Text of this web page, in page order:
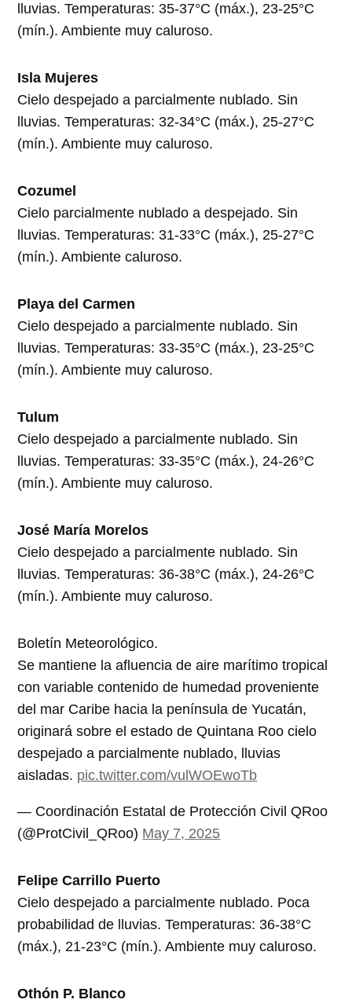
lluvias. Temperaturas: 35-37°C (máx.), 23-25°C
(mín.). Ambiente muy caluroso.
Isla Mujeres
Cielo despejado a parcialmente nublado. Sin
lluvias. Temperaturas: 32-34°C (máx.), 25-27°C
(mín.). Ambiente muy caluroso.
Cozumel
Cielo parcialmente nublado a despejado. Sin
lluvias. Temperaturas: 31-33°C (máx.), 25-27°C
(mín.). Ambiente caluroso.
Playa del Carmen
Cielo despejado a parcialmente nublado. Sin
lluvias. Temperaturas: 33-35°C (máx.), 23-25°C
(mín.). Ambiente muy caluroso.
Tulum
Cielo despejado a parcialmente nublado. Sin
lluvias. Temperaturas: 33-35°C (máx.), 24-26°C
(mín.). Ambiente muy caluroso.
José María Morelos
Cielo despejado a parcialmente nublado. Sin
lluvias. Temperaturas: 36-38°C (máx.), 24-26°C
(mín.). Ambiente muy caluroso.
Boletín Meteorológico.
Se mantiene la afluencia de aire marítimo tropical
con variable contenido de humedad proveniente
del mar Caribe hacia la península de Yucatán,
originará sobre el estado de Quintana Roo cielo
despejado a parcialmente nublado, lluvias
aisladas. pic.twitter.com/vulWOEwoTb
— Coordinación Estatal de Protección Civil QRoo
(@ProtCivil_QRoo) May 7, 2025
Felipe Carrillo Puerto
Cielo despejado a parcialmente nublado. Poca
probabilidad de lluvias. Temperaturas: 36-38°C
(máx.), 21-23°C (mín.). Ambiente muy caluroso.
Othón P. Blanco